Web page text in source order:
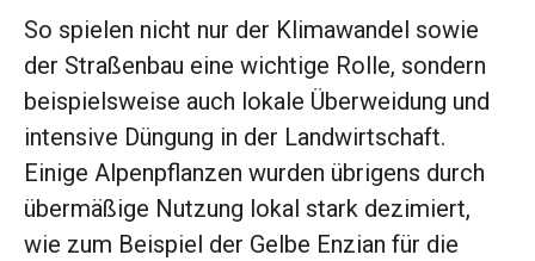
So spielen nicht nur der Klimawandel sowie
der Straßenbau eine wichtige Rolle, sondern
beispielsweise auch lokale Überweidung und
intensive Düngung in der Landwirtschaft.
Einige Alpenpflanzen wurden übrigens durch
übermäßige Nutzung lokal stark dezimiert,
wie zum Beispiel der Gelbe Enzian für die